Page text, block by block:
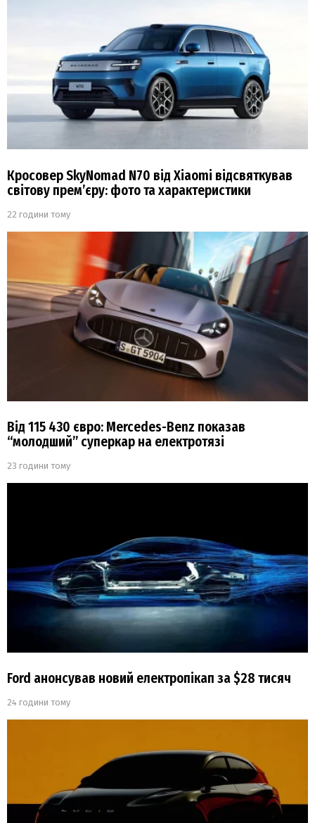
Кросовер SkyNomad N70 від Xiaomi відсвяткував
світову прем’єру: фото та характеристики
22 години тому
Від 115 430 євро: Mercedes-Benz показав
“молодший” суперкар на електротязі
23 години тому
Ford анонсував новий електропікап за $28 тисяч
24 години тому